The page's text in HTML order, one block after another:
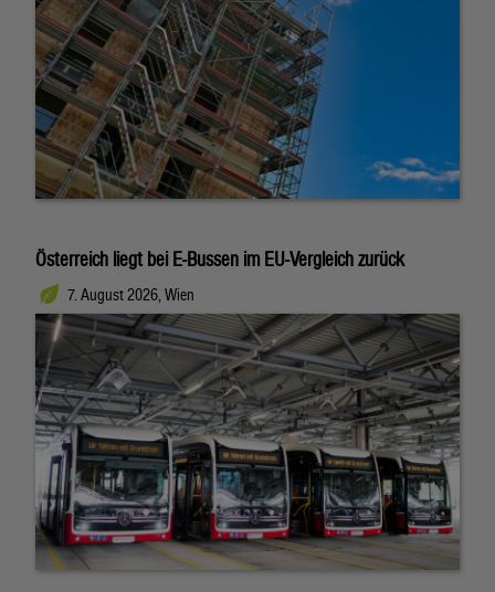
Österreich liegt bei E-Bussen im EU-Vergleich zurück
7. August 2026, Wien